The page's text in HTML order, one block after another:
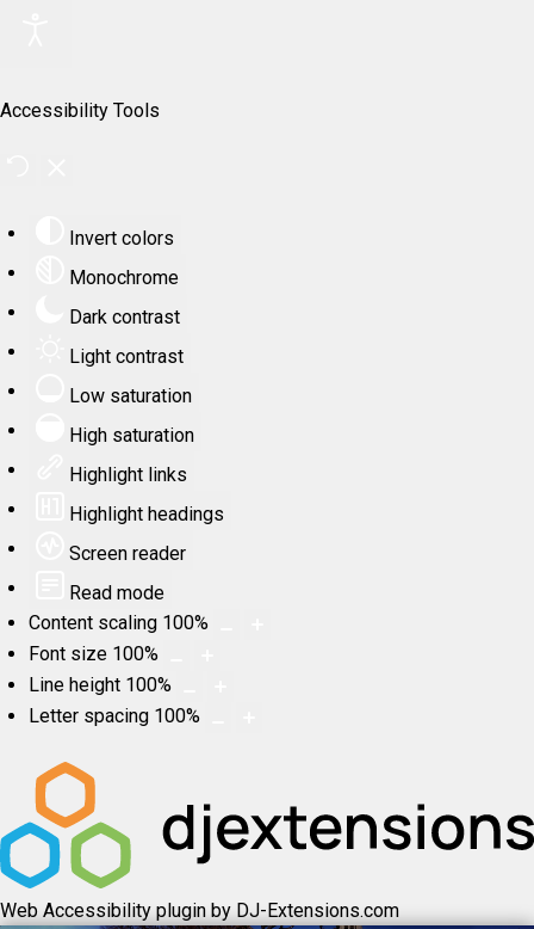
Accessibility Tools
Invert colors
Monochrome
Dark contrast
Light contrast
Low saturation
High saturation
Highlight links
Highlight headings
Screen reader
Read mode
Content scaling 100%
Font size 100%
Line height 100%
Letter spacing 100%
Web Accessibility plugin by DJ-Extensions.com